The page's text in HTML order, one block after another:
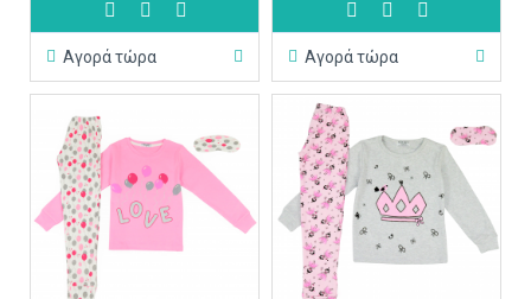
Αγορά τώρα Αγορά τώρα